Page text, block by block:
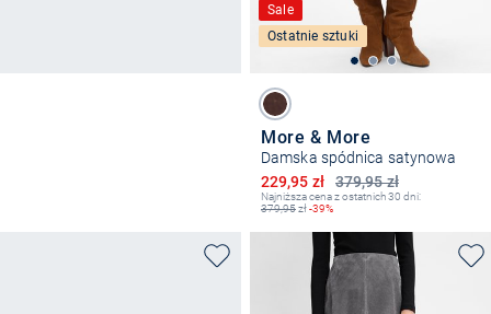
Sale
Ostatnie sztuki
More & More
Damska spódnica satynowa
379,95 zł
Obniżona cena
229,95 zł
Najniższa cena z ostatnich 30 dni:
379,95zł-39%